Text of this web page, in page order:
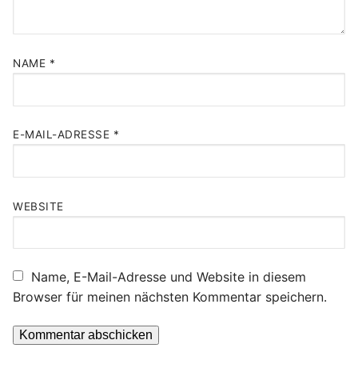
NAME *
E-MAIL-ADRESSE *
WEBSITE
Name, E-Mail-Adresse und Website in diesem
Browser für meinen nächsten Kommentar speichern.